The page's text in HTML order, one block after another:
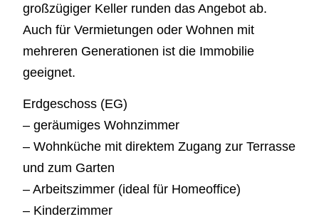
großzügiger Keller runden das Angebot ab.
Auch für Vermietungen oder Wohnen mit
mehreren Generationen ist die Immobilie
geeignet.
Erdgeschoss (EG)
– geräumiges Wohnzimmer
– Wohnküche mit direktem Zugang zur Terrasse
und zum Garten
– Arbeitszimmer (ideal für Homeoffice)
– Kinderzimmer